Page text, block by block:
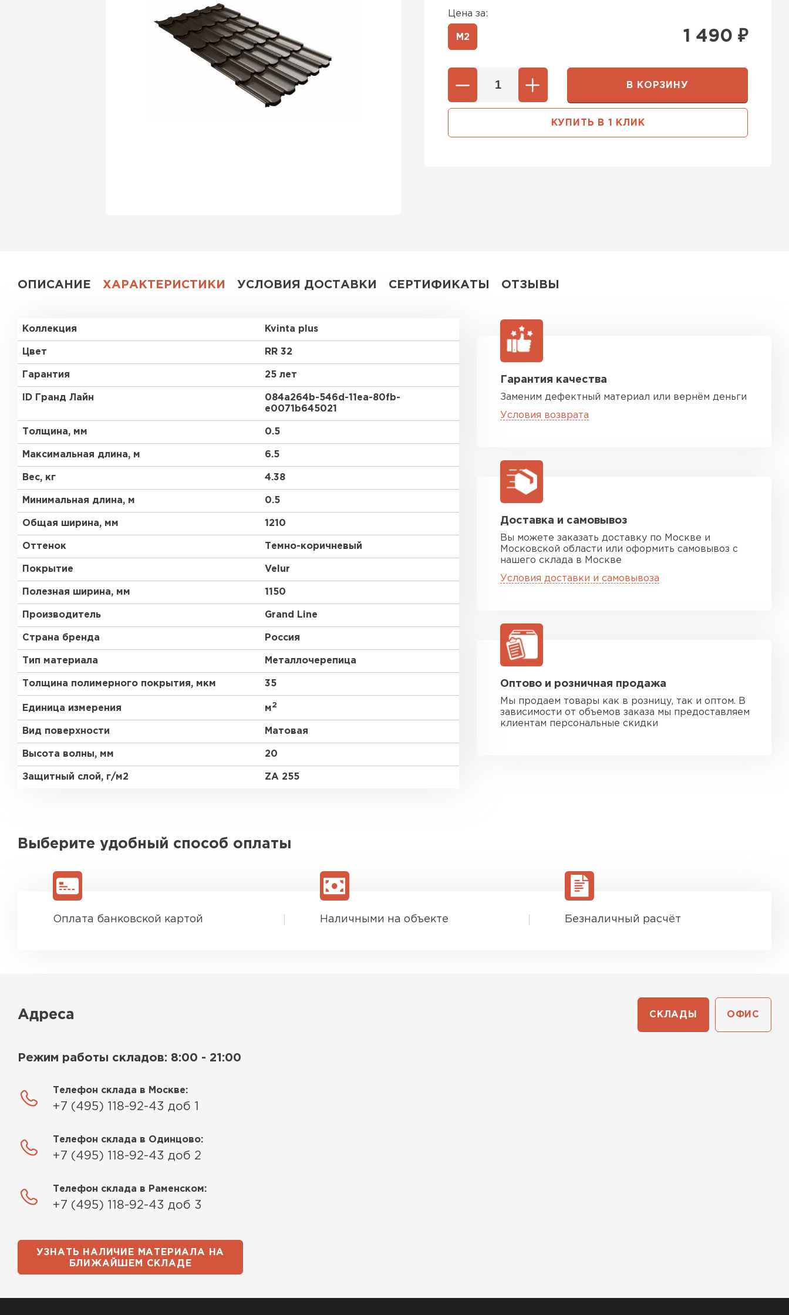
Цена за:
М2 1 490 ₽
В КОРЗИНУ
КУПИТЬ В 1 КЛИК
ОПИСАНИЕ ХАРАКТЕРИСТИКИ УСЛОВИЯ ДОСТАВКИ СЕРТИФИКАТЫ ОТЗЫВЫ
Коллекция Kvinta plus
Цвет RR 32
Гарантия 25 лет
ID Гранд Лайн
084a264b-546d-11ea-80fb-
e0071b645021
Толщина, мм 0.5
Максимальная длина, м 6.5
Вес, кг 4.38
Минимальная длина, м 0.5
Общая ширина, мм 1210
Оттенок Темно-коричневый
Покрытие Velur
Полезная ширина, мм 1150
Производитель Grand Line
Страна бренда Россия
Тип материала Металлочерепица
Толщина полимерного покрытия, мкм 35
Единица измерения м2
Вид поверхности Матовая
Высота волны, мм 20
Защитный слой, г/м2 ZA 255
Гарантия качества
Заменим дефектный материал или вернём деньги
Условия возврата
Доставка и самовывоз
Вы можете заказать доставку по Москве и
Московской области или оформить самовывоз с
нашего склада в Москве
Условия доставки и самовывоза
Оптово и розничная продажа
Мы продаем товары как в розницу, так и оптом. В
зависимости от объемов заказа мы предоставляем
клиентам персональные скидки
Выберите удобный способ оплаты
Оплата банковской картой Наличными на объекте Безналичный расчёт
Адреса СКЛАДЫ ОФИС
Режим работы складов: 8:00 - 21:00
Телефон склада в Москве:
+7 (495) 118-92-43 доб 1
Телефон склада в Одинцово:
+7 (495) 118-92-43 доб 2
Телефон склада в Раменском:
+7 (495) 118-92-43 доб 3
УЗНАТЬ НАЛИЧИЕ МАТЕРИАЛА НА
БЛИЖАЙШЕМ СКЛАДЕ